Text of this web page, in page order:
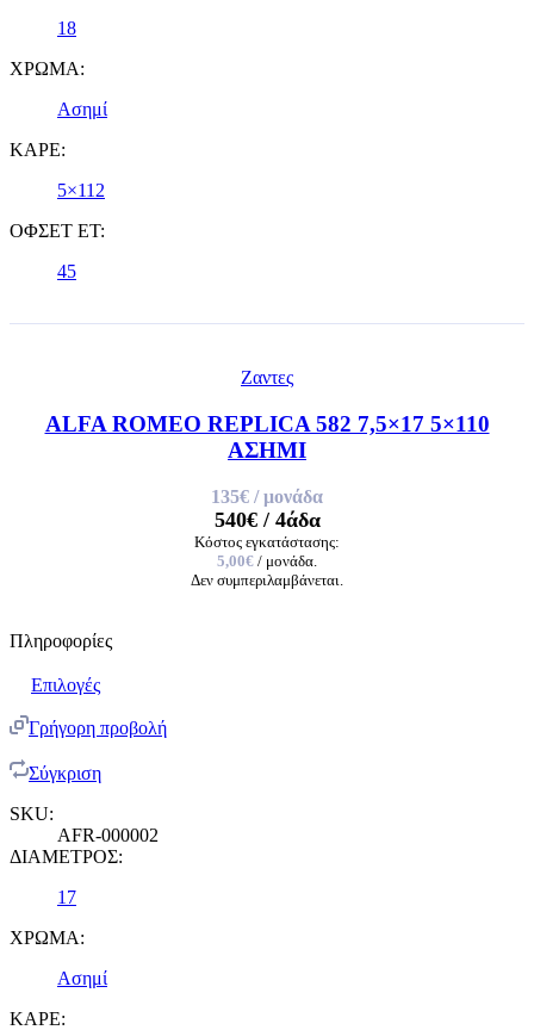
18
ΧΡΩΜΑ:
Ασημί
ΚΑΡΕ:
5×112
ΟΦΣΕΤ ET:
45
Ζαντες
ALFA ROMEO REPLICA 582 7,5×17 5×110
ΑΣΗΜΙ
135€ / μονάδα
540€/ 4άδα
Κόστος εγκατάστασης:
5,00€ / μονάδα.
Δεν συμπεριλαμβάνεται.
Πληροφορίες
Επιλογές
Γρήγορη προβολή
Σύγκριση
SKU:
AFR-000002
ΔΙΑΜΕΤΡΟΣ:
17
ΧΡΩΜΑ:
Ασημί
ΚΑΡΕ: